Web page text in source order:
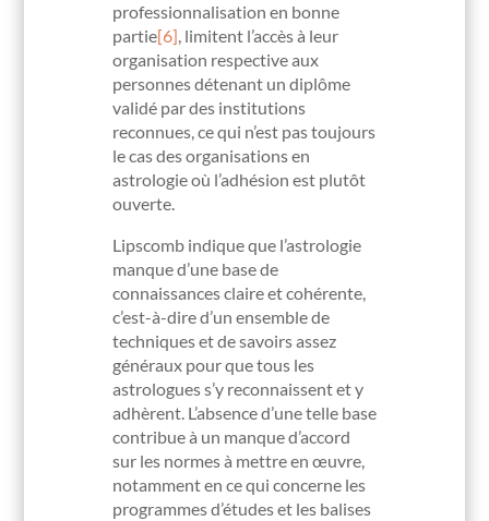
professionnalisation en bonne
partie[6], limitent l’accès à leur
organisation respective aux
personnes détenant un diplôme
validé par des institutions
reconnues, ce qui n’est pas toujours
le cas des organisations en
astrologie où l’adhésion est plutôt
ouverte.
Lipscomb indique que l’astrologie
manque d’une base de
connaissances claire et cohérente,
c’est-à-dire d’un ensemble de
techniques et de savoirs assez
généraux pour que tous les
astrologues s’y reconnaissent et y
adhèrent. L’absence d’une telle base
contribue à un manque d’accord
sur les normes à mettre en œuvre,
notamment en ce qui concerne les
programmes d’études et les balises